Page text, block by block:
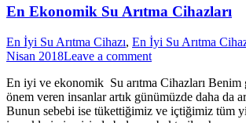
En Ekonomik Su Arıtma Cihazları
En İyi Su Arıtma Cihazı, En İyi Su Arıtma
Nisan 2018Leave a comment
En iyi ve ekonomik Su arıtma Cihazları Benim
önem veren insanlar artık günümüzde daha da
Bunun sebebi ise tükettiğimiz ve içtiğimiz tüm